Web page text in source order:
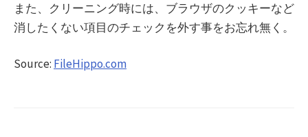
また、クリーニング時には、ブラウザのクッキーなど
消したくない項目のチェックを外す事をお忘れ無く。
Source: FileHippo.com